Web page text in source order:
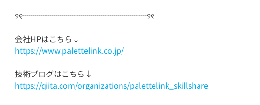
https://www.palettelink.co.jp/
https://qiita.com/organizations/palettelink_skillshare